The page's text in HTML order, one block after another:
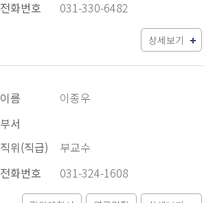
전화번호
031-330-6482
상세보기
이름
이종우
부서
직위(직급)
부교수
전화번호
031-324-1608